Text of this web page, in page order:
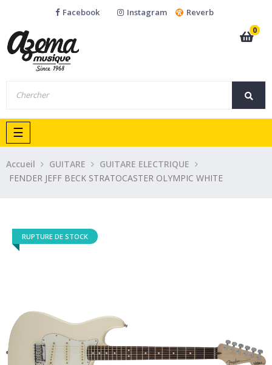
Facebook Instagram
Reverb
0
Basculer
la
navigation
☰
Accueil GUITARE
GUITARE ELECTRIQUE
FENDER JEFF BECK STRATOCASTER OLYMPIC WHITE
RUPTURE DE STOCK